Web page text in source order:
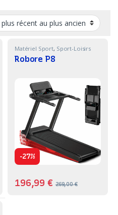
Matériel Sport, Sport-Loisirs
Robore P8
-27%
196,99€ 269,00€